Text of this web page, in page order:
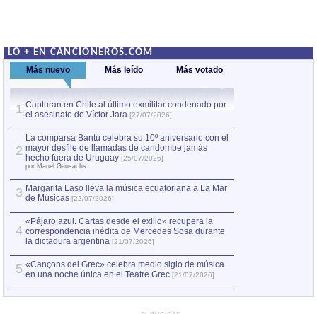
LO + EN CANCIONEROS.COM
Más nuevo Más leído Más votado
1 Capturan en Chile al último exmilitar condenado por
el asesinato de Víctor Jara [27/07/2026]
2
La comparsa Bantú celebra su 10º aniversario con el
mayor desfile de llamadas de candombe jamás
hecho fuera de Uruguay [25/07/2026]
por Manel Gausachs
3 Margarita Laso lleva la música ecuatoriana a La Mar
de Músicas [22/07/2026]
4
«Pájaro azul. Cartas desde el exilio» recupera la
correspondencia inédita de Mercedes Sosa durante
la dictadura argentina [21/07/2026]
5 «Cançons del Grec» celebra medio siglo de música
en una noche única en el Teatre Grec [21/07/2026]